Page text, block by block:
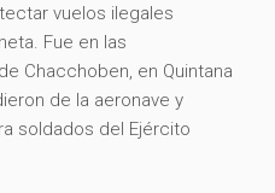
vuelos ilegales
Fue en las
Chacchoben, en Quintana
de la aeronave y
soldados del Ejército